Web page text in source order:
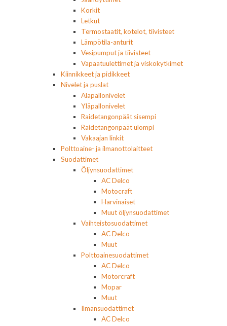
Korkit
Letkut
Termostaatit, kotelot, tiivisteet
Lämpötila-anturit
Vesipumput ja tiivisteet
Vapaatuulettimet ja viskokytkimet
Kiinnikkeet ja pidikkeet
Nivelet ja puslat
Alapallonivelet
Yläpallonivelet
Raidetangonpäät sisempi
Raidetangonpäät ulompi
Vakaajan linkit
Polttoaine- ja ilmanottolaitteet
Suodattimet
Öljynsuodattimet
AC Delco
Motocraft
Harvinaiset
Muut öljynsuodattimet
Vaihteistosuodattimet
AC Delco
Muut
Polttoainesuodattimet
AC Delco
Motorcraft
Mopar
Muut
Ilmansuodattimet
AC Delco